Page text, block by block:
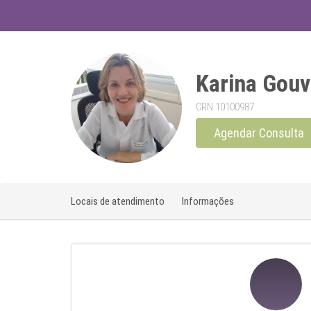
Karina
CRN 10100987
Agendar Consulta
Locais de atendimento Informações